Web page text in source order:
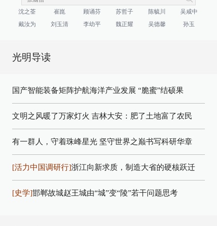
沈之荃 崔崑 顾诵芬 苏哲子 陈毓川
吴咸中
戴汝为
刘玉清 李幼平 魏正耀 吴德馨 孙玉
光明导读
国产智能装备矩阵护航海洋产业发展 “脆蜜”结硕果
文明之风暖了万家灯火 吉林大安：肥了土地富了农民
有一群人，守着珠峰星光 坚守世界之巅书写科研华章
[活力中国调研行]浙江向新求质，制造大省的硬核跃迁
[史学]邯郸故城赵王城由“城”变“陵”若干问题思考